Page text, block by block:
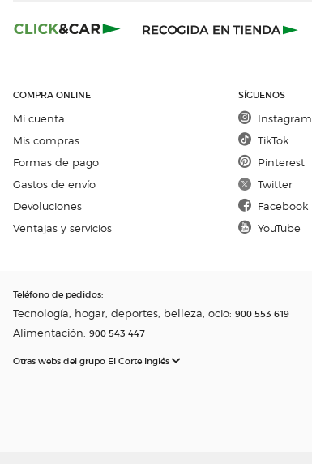
COMPRA ONLINE
Mi cuenta
Mis compras
Formas de pago
Gastos de envío
Devoluciones
Ventajas y servicios
SÍGUENOS
Instagram
TikTok
Pinterest
Twitter
Facebook
YouTube
Teléfono de pedidos:
Tecnología, hogar, deportes, belleza, ocio: 900 553 619
Alimentación: 900 543 447
Otras webs del grupo El Corte Inglés